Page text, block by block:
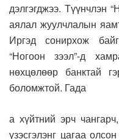
дэлгэгджээ. Түүнчлэн
аялал жуулчлалын
Иргэд сонирхож
“Ногоон зээл”-д
нөхцөлөөр банктай
боломжтой. Гада
а хүйтний эрч
үзэсгэлэнг цагаа